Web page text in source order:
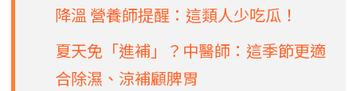
降溫 營養師提醒：這類人少吃瓜！
夏天免「進補」？中醫師：這季節更適
合除濕、涼補顧脾胃